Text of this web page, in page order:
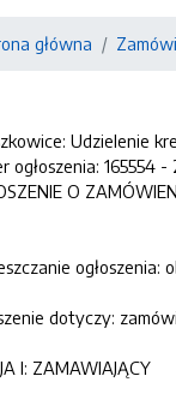
główna
Udzielenie
ogłoszenia: 165554
O
ogłoszenia:
dotyczy:
I: ZAMAWIAJĄCY